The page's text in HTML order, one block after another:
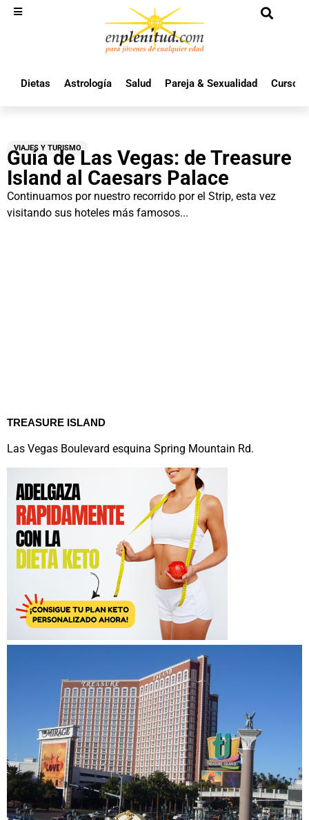
Dietas Astrología Salud Pareja & Sexualidad Cursos
VIAJES Y TURISMO
Guía de Las Vegas: de Treasure
Island al Caesars Palace
Continuamos por nuestro recorrido por el Strip, esta vez
visitando sus hoteles más famosos...
TREASURE ISLAND
Las Vegas Boulevard esquina Spring Mountain Rd.